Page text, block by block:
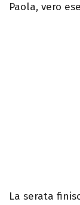
Paola, vero
La serata